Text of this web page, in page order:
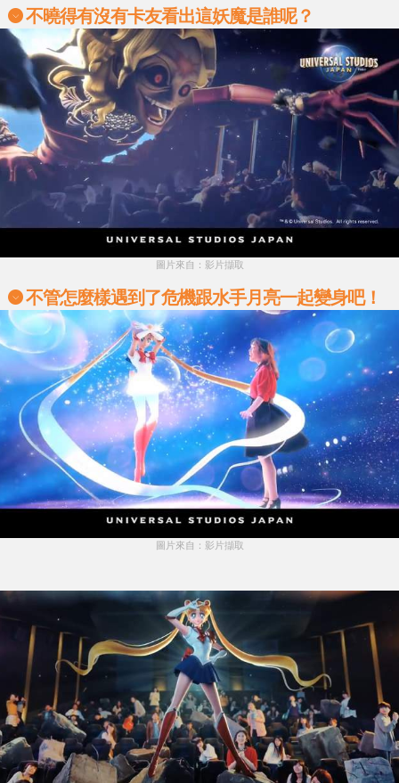
不曉得有沒有卡友看出這妖魔是誰呢？
圖片來自：影片擷取
不管怎麼樣遇到了危機跟水手月亮一起變身吧！
圖片來自：影片擷取